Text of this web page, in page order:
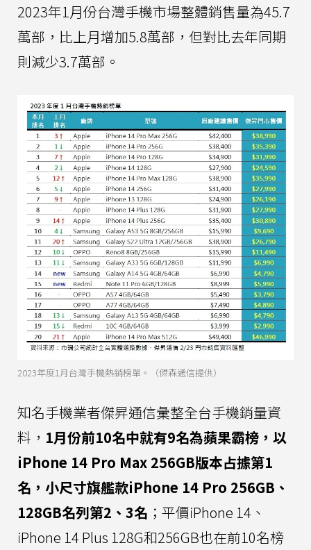
2023年1月份台灣手機市場整體銷售量為45.7
萬部，比上月增加5.8萬部，但對比去年同期
則減少3.7萬部。
2023年度1月台灣手機熱銷榜單。（傑森通信提供）
知名手機業者傑昇通信彙整全台手機銷量資
料， 1月份前10名中就有9名為蘋果霸榜，以
iPhone 14 Pro Max 256GB版本占據第1
名，小尺寸旗艦款iPhone 14 Pro 256GB、
128GB名列第2、3名 ；平價iPhone 14、
iPhone 14 Plus 128G和256GB也在前10名榜